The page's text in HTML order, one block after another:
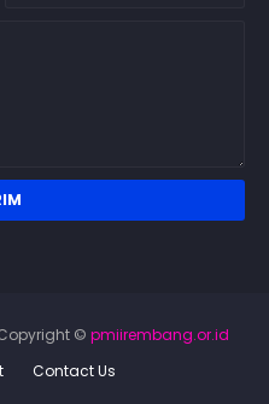
© pmiirembang.or.id
Contact Us